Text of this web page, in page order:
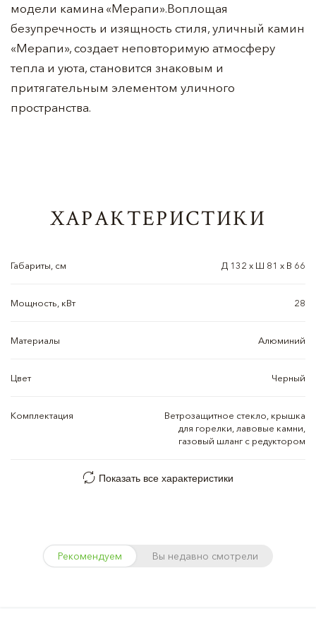
модели камина «Мерапи».Воплощая
безупречность и изящность стиля, уличный камин
«Мерапи», создает неповторимую атмосферу
тепла и уюта, становится знаковым и
притягательным элементом уличного
пространства.
ХАРАКТЕРИСТИКИ
Габариты, см Д 132 х Ш 81 х В 66
Мощность, кВт 28
Материалы Алюминий
Цвет Черный
Комплектация
Ветрозащитное стекло, крышка
для горелки, лавовые камни,
газовый шланг с редуктором
Показать все характеристики
Рекомендуем Вы недавно смотрели